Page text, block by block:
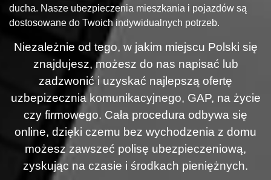
ducha. Nasze ubezpieczenia mieszkania i pojazdów są
dostosowane do Twoich indywidualnych potrzeb.
Niezależnie od tego, w jakim miejscu Polski się
znajdujesz, możesz do nas napisać lub
zadzwonić i uzyskać najlepszą ofertę
uzbepizecznia komunikacyjnego, GAP, na życie
czy firmowego. Cała procedura odbywa się
online, dzięki czemu bez wychodzenia z domu
możesz zawszeć polisę ubezpieczeniową,
zyskując na czasie i środkach pieniężnych.